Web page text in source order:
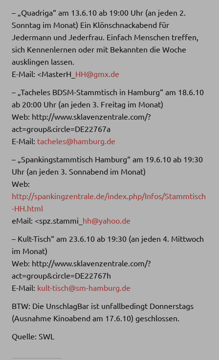
– „Quadriga“ am 13.6.10 ab 19:00 Uhr (an jeden 2.
Sonntag im Monat) Ein Klönschnackabend für
Jedermann und Jederfrau. Einfach Menschen treffen,
sich Kennenlernen oder mit Bekannten die Woche
ausklingen lassen.
E-Mail: <MasterH_ HH@gmx.de
– „Tacheles BDSM-Stammtisch in Hamburg“ am 18.6.10
ab 20:00 Uhr (an jeden 3. Freitag im Monat)
Web: http://www.sklavenzentrale.com/?
act=group&circle=DE22767a
E-Mail: tacheles@hamburg.de
– „Spankingstammtisch Hamburg“ am 19.6.10 ab 19:30
Uhr (an jeden 3. Sonnabend im Monat)
Web:
http://spankingzentrale.de/index.php/Infos/Stammtisch
-HH.html
eMail: <spz.stammi_ hh@yahoo.de
– Kult-Tisch“ am 23.6.10 ab 19:30 (an jeden 4. Mittwoch
im Monat)
Web: http://www.sklavenzentrale.com/?
act=group&circle=DE22767h
E-Mail: kult-tisch@sm-hamburg.de
BTW: Die UnschlagBar ist unfallbedingt Donnerstags
(Ausnahme Kinoabend am 17.6.10) geschlossen.
Quelle: SWL